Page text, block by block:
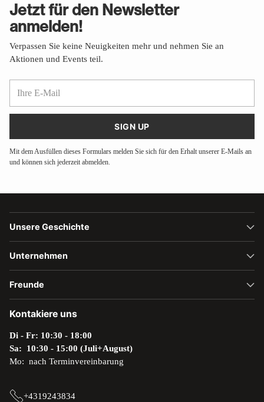
Jetzt für den Newsletter
anmelden!
Verpassen Sie keine Neuigkeiten mehr und nehmen Sie an
Aktionen und Events teil.
SIGN UP
Mit dem Ausfüllen dieses Formulars melden Sie sich für den Erhalt unserer E-Mails an
und können sich jederzeit abmelden.
Unsere Geschichte
Unternehmen
Freunde
Kontakiere uns
Di - Fr: 10:30 - 18:00
Sa: 10:30 - 15:00 (Juli+August)
Mo: nach Terminvereinbarung
+4319243834